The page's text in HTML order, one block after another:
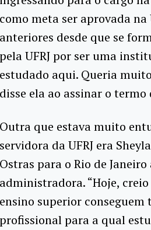
como meta ser aprovada
anteriores desde que se
pela UFRJ por ser uma
estudado aqui. Queria
disse ela ao assinar o
Outra que estava muito
servidora da UFRJ era
Ostras para o Rio de
administradora. “Hoje,
ensino superior
profissional para a qual